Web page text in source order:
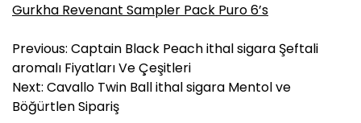
Gurkha Revenant Sampler Pack Puro 6’s
Y
a
z
ı
Previous: Captain Black Peach ithal sigara Şeftali
aromalı Fiyatları Ve Çeşitleri
Next: Cavallo Twin Ball ithal sigara Mentol ve
Böğürtlen Sipariş